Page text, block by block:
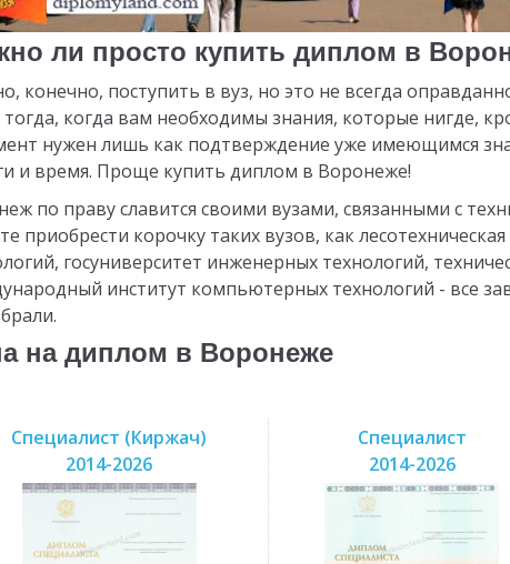
ли просто купить диплом в
конечно, поступить в вуз, но это не всегда
когда вам необходимы знания, которые нигде,
нужен лишь как подтверждение уже имеющимся
и время. Проще купить диплом в Воронеже!
по праву славится своими вузами, связанными с
приобрести корочку таких вузов, как
госуниверситет инженерных технологий,
институт компьютерных технологий - все
на диплом в Воронеже
Специалист (Киржач)
2014-2026
Специалист
2014-2026